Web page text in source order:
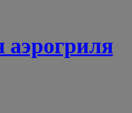
аэрогриля